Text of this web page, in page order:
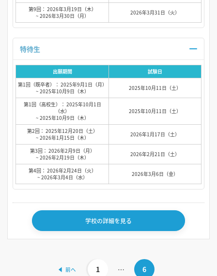
第9回： 2026年3月19日（木）
~ 2026年3月30日（月）
2026年3月31日（火）
出願期間
試験日
第1回（既卒者）： 2025年9月1日（月）
~ 2025年10月9日（木）
2025年10月11日（土）
第1回（高校生）： 2025年10月1日
（水）
~ 2025年10月9日（木）
2025年10月11日（土）
第2回： 2025年12月20日（土）
~ 2026年1月15日（木）
2026年1月17日（土）
第3回： 2026年2月9日（月）
~ 2026年2月19日（木）
2026年2月21日（土）
第4回： 2026年2月24日（火）
~ 2026年3月4日（水）
2026年3月6日（金）
学校の詳細を見る
1 … 6